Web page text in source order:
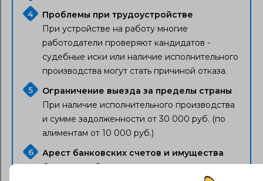
Проблемы при трудоустройстве
При устройстве на работу многие
работодатели проверяют кандидатов -
судебные иски или наличие исполнительного
производства могут стать причиной отказа.
Ограничение выезда за пределы страны
При наличие исполнительного производства
и сумме задолженности от 30 000 руб. (по
алиментам от 10 000 руб.)
Арест банковских счетов и имущества
С момента обращения кредитора в суд